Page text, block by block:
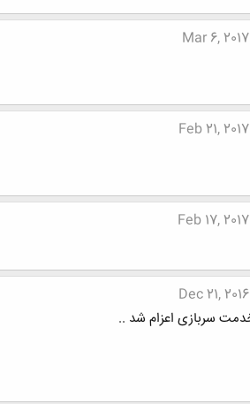
Mar 6, 2017
Feb 21, 2017
Feb 17, 2017
Dec 21, 2016